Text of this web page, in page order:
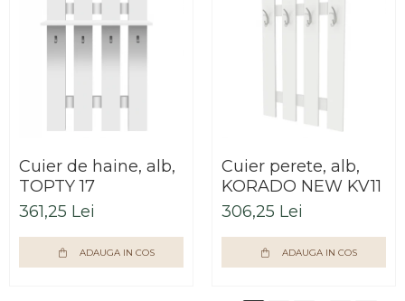
Cuier de haine, alb,
TOPTY 17
361,25 Lei
ADAUGA IN COS
Cuier perete, alb,
KORADO NEW KV11
306,25 Lei
ADAUGA IN COS